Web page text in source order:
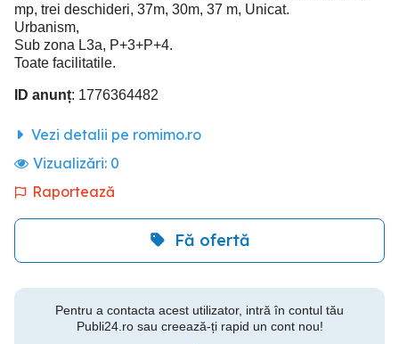
mp, trei deschideri, 37m, 30m, 37 m, Unicat.
Urbanism,
Sub zona L3a, P+3+P+4.
Toate facilitatile.
ID anunț: 1776364482
Vezi detalii pe romimo.ro
Vizualizări: 0
Raportează
Fă ofertă
Pentru a contacta acest utilizator, intră în contul tău
Publi24.ro sau creează-ți rapid un cont nou!